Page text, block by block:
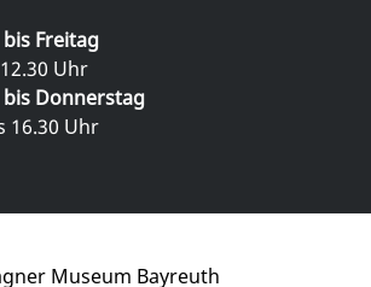
Freitag
Uhr
Donnerstag
16.30 Uhr
Museum Bayreuth